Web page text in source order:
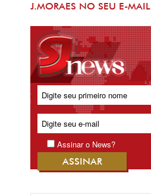
J.MORAES NO SEU E-MAIL
Assinar o News?